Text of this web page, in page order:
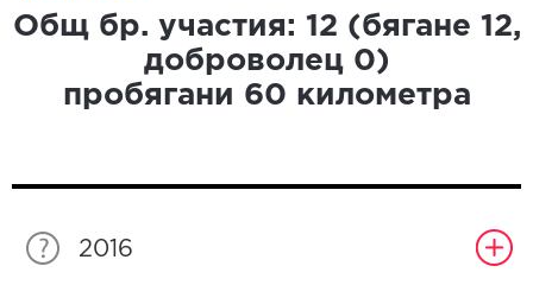
Общ бр. участия: 12 (бягане 12,
доброволец 0)
пробягани 60 километра
2016